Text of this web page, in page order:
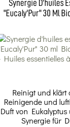
Synergie D'huiles
"Eucaly'Pur" 30 Ml
Reinigt und klärt
Reinigende und
Duft von
Synergie für